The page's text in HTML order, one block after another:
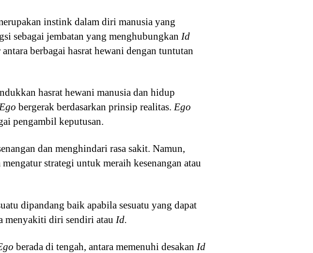
instink dalam diri manusia yang
sebagai jembatan yang menghubungkan Id
berbagai hasrat hewani dengan tuntutan
hasrat hewani manusia dan hidup
bergerak berdasarkan prinsip realitas.Ego
pengambil keputusan.
dan menghindari rasa sakit. Namun,
strategi untuk meraih kesenangan atau
dipandang baik apabila sesuatu yang dapat
menyakiti diri sendiri atau Id.
berada di tengah, antara memenuhi desakan Id